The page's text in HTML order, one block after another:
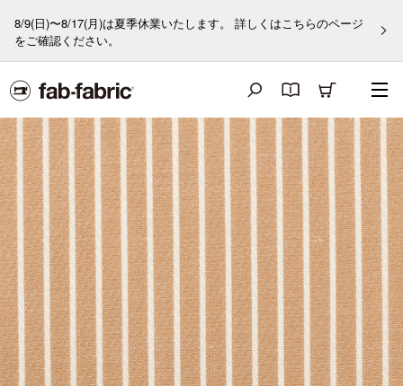
8/9(日)〜8/17(月)は夏季休業いたします。 詳しくはこちらのページ
をご確認ください。